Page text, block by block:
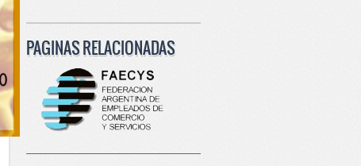
PAGINAS RELACIONADAS